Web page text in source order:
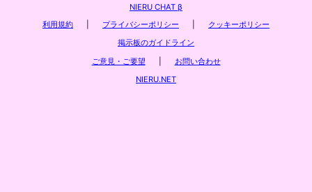
NIERU CHAT β
利用規約
プライバシーポリシー
クッキーポリシー
掲示板のガイドライン
ご意見・ご要望
お問い合わせ
NIERU.NET